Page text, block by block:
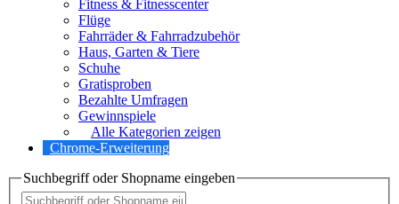
Fitness & Fitnesscenter
Flüge
Fahrräder & Fahrradzubehör
Haus, Garten & Tiere
Schuhe
Gratisproben
Bezahlte Umfragen
Gewinnspiele
Alle Kategorien zeigen
Chrome-Erweiterung
Suchbegriff oder Shopname eingeben